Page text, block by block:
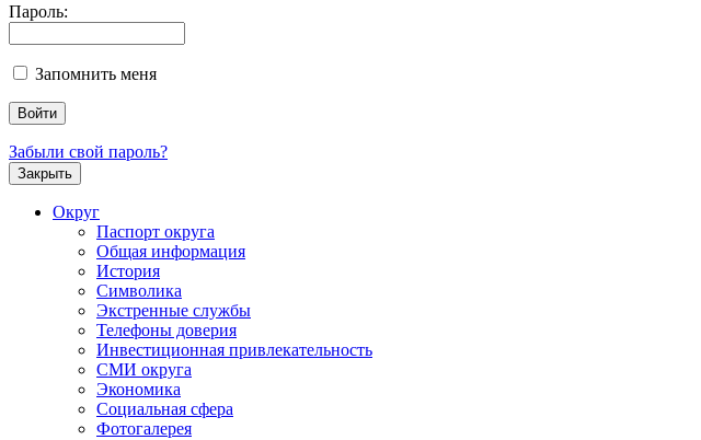
Пароль:
Запомнить меня
Забыли свой пароль?
Закрыть
Округ
Паспорт округа
Общая информация
История
Символика
Экстренные службы
Телефоны доверия
Инвестиционная привлекательность
СМИ округа
Экономика
Социальная сфера
Фотогалерея